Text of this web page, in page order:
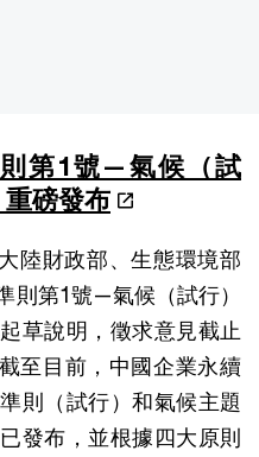
則第1號—氣候（試
磅發布
陸財政部、生態環境部
則第1號—氣候（試行）
草說明，徵求意見截止
至目前，中國企業永續
則（試行）和氣候主題
發布，並根據四大原則